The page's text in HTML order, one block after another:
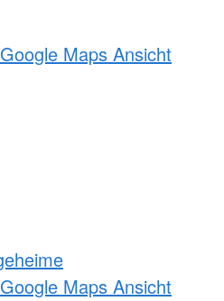
Maps Ansicht
Maps Ansicht